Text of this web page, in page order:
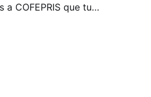
COFEPRIS que tu